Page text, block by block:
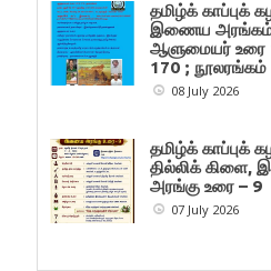
தமிழ்க் காப்புக்
இணைய
ஆளுமையர் உரை
170 ; நூலரங்கம்
08 July 2026
தமிழ்க் காப்புக்
தில்லிக்
அரங்கு உரை – 9
07 July 2026